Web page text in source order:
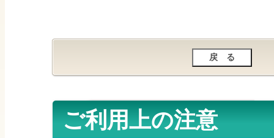
ご利用上の注意